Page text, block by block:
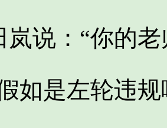
：“你的老
是左轮违规